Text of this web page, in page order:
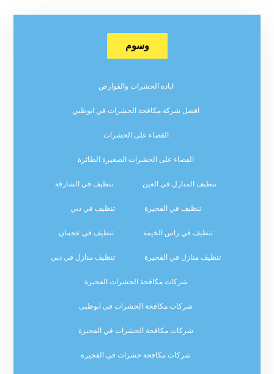
وسوم
اباده الحشرات والقوارض
افضل شركة مكافحة الحشرات في ابوظبي
القضاء على الحشرات
القضاء على الحشرات الصغيرة الطائرة
تنظيف المنازل في العين تنظيف في الشارقة
تنظيف في الفجيرة تنظيف في دبي
تنظيف في راس الخيمة تنظيف في عجمان
تنظيف منازل في الفجيرة تنظيف منازل في دبي
شركات مكافحة الحشرات الفجيرة
شركات مكافحة الحشرات في ابوظبي
شركات مكافحة الحشرات في الفجيرة
شركات مكافحة حشرات في الفجيرة